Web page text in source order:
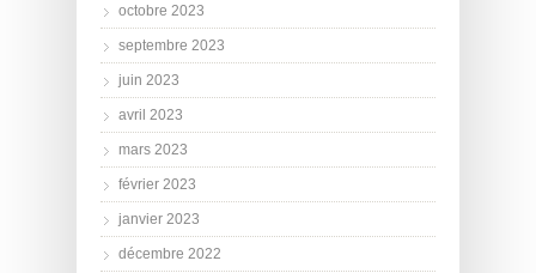
octobre 2023
septembre 2023
juin 2023
avril 2023
mars 2023
février 2023
janvier 2023
décembre 2022